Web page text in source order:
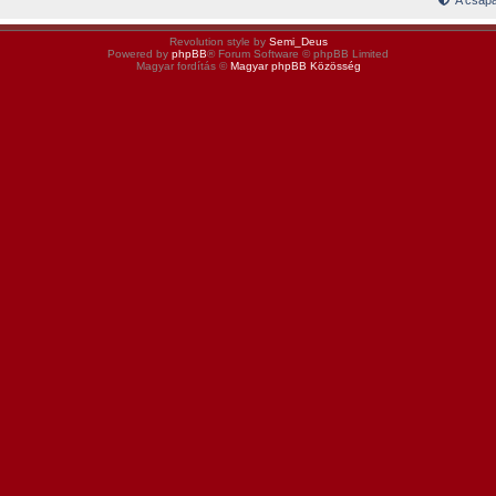
Revolution style by Semi_Deus
Powered by phpBB® Forum Software © phpBB Limited
Magyar fordítás ©Magyar phpBB Közösség